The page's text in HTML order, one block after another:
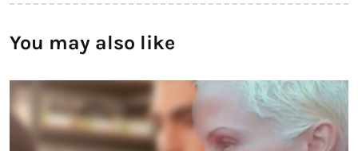
You may also like